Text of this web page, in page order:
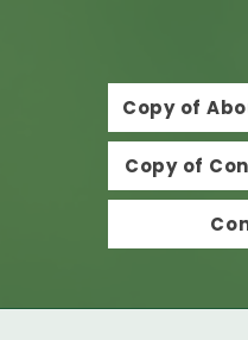
Copy of
Copy of